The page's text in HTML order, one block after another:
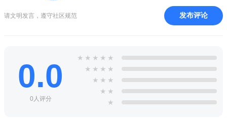
请文明发言，遵守社区规范 发布评论
0.0
0人评分
★ ★ ★ ★ ★
★ ★ ★ ★
★ ★ ★
★ ★
★